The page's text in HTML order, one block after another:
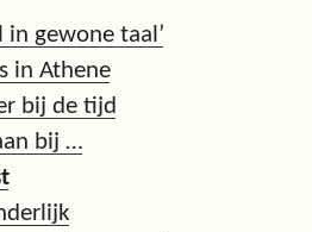
in gewone taal’
in Athene
bij de tijd
bij …